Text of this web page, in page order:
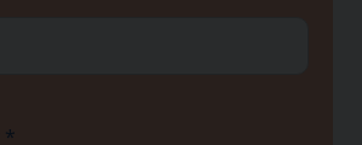
*